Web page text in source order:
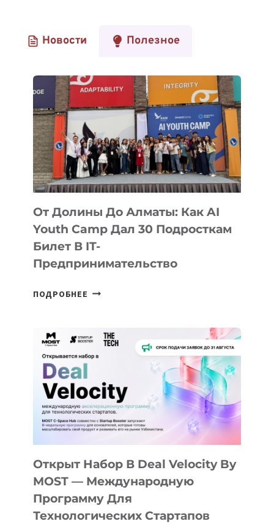
Новости Полезное
От Долины До Алматы: Как AI
Youth Camp Дал 30 Подросткам
Билет В IT-
Предпринимательство
ПОДРОБНЕЕ ОТ
АЛМАТЫ:
КАК
AI
YOUTH
CAMP
ДАЛ
30
ПОДРОСТКАМ
БИЛЕТ
В
ПРЕДПРИНИМАТЕЛЬСТВО
Открыт Набор В Deal Velocity By
MOST — Международную
Программу Для
Технологических Стартапов